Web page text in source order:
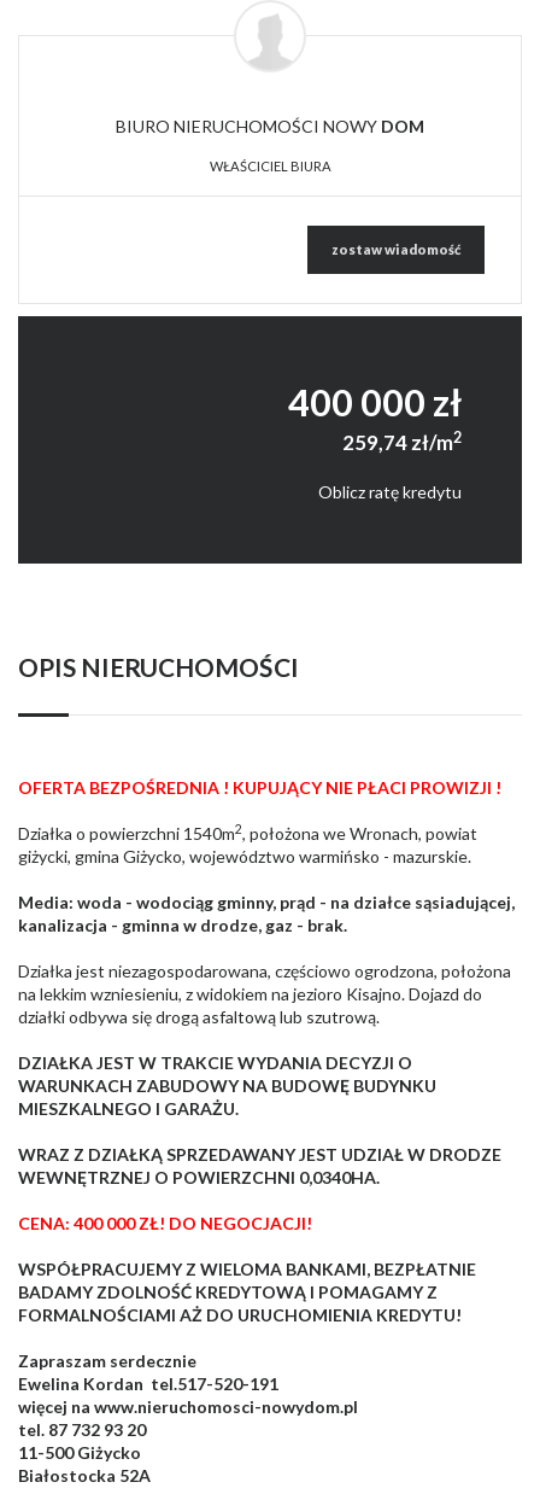
BIURO NIERUCHOMOŚCI NOWY DOM
WŁAŚCICIEL BIURA
zostaw wiadomość
400 000 zł
259,74 zł/m2
Oblicz ratę kredytu
OPIS NIERUCHOMOŚCI
OFERTA BEZPOŚREDNIA ! KUPUJĄCY NIE PŁACI PROWIZJI !
Działka o powierzchni 1540m2, położona we Wronach, powiat
giżycki, gmina Giżycko, województwo warmińsko - mazurskie.
Media: woda - wodociąg gminny, prąd - na działce sąsiadującej,
kanalizacja - gminna w drodze, gaz - brak.
Działka jest niezagospodarowana, częściowo ogrodzona, położona
na lekkim wzniesieniu, z widokiem na jezioro Kisajno. Dojazd do
działki odbywa się drogą asfaltową lub szutrową.
DZIAŁKA JEST W TRAKCIE WYDANIA DECYZJI O
WARUNKACH ZABUDOWY NA BUDOWĘ BUDYNKU
MIESZKALNEGO I GARAŻU.
WRAZ Z DZIAŁKĄ SPRZEDAWANY JEST UDZIAŁ W DRODZE
WEWNĘTRZNEJ O POWIERZCHNI 0,0340HA.
CENA: 400 000 ZŁ! DO NEGOCJACJI!
WSPÓŁPRACUJEMY Z WIELOMA BANKAMI, BEZPŁATNIE
BADAMY ZDOLNOŚĆ KREDYTOWĄ I POMAGAMY Z
FORMALNOŚCIAMI AŻ DO URUCHOMIENIA KREDYTU!
Zapraszam serdecznie
Ewelina Kordan tel.517-520-191
więcej na www.nieruchomosci-nowydom.pl
tel. 87 732 93 20
11-500 Giżycko
Białostocka 52A